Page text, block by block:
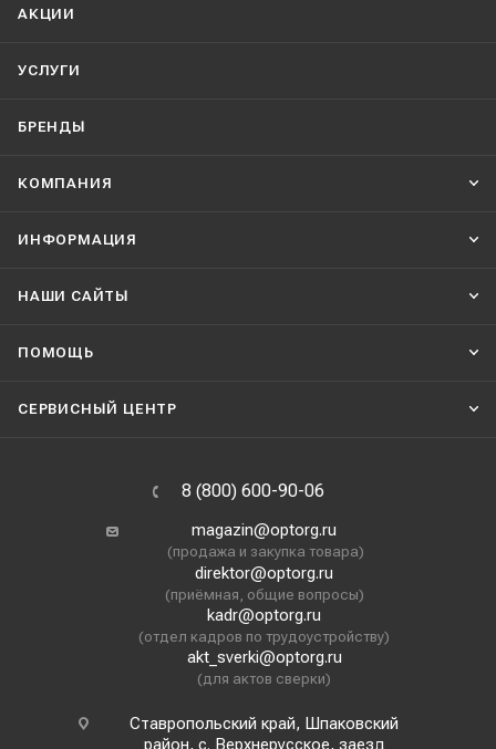
АКЦИИ
УСЛУГИ
БРЕНДЫ
КОМПАНИЯ
ИНФОРМАЦИЯ
НАШИ CАЙТЫ
ПОМОЩЬ
СЕРВИСНЫЙ ЦЕНТР
8 (800) 600-90-06
magazin@optorg.ru
(продажа и закупка товара)
direktor@optorg.ru
(приёмная, общие вопросы)
kadr@optorg.ru
(отдел кадров по трудоустройству)
akt_sverki@optorg.ru
(для актов сверки)
Ставропольский край, Шпаковский
район, с. Верхнерусское, заезд